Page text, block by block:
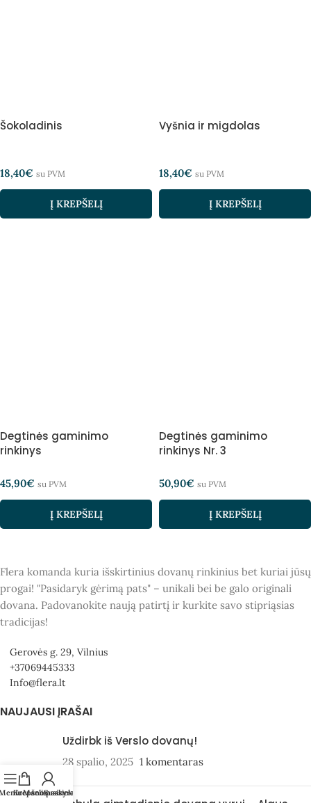
Šokoladinis
18,40€ su PVM
Į KREPŠELĮ
Vyšnia ir migdolas
18,40€ su PVM
Į KREPŠELĮ
Degtinės gaminimo
rinkinys
45,90€ su PVM
Į KREPŠELĮ
Degtinės gaminimo
rinkinys Nr. 3
50,90€ su PVM
Į KREPŠELĮ
Flera komanda kuria išskirtinius dovanų rinkinius bet kuriai jūsų
progai! "Pasidaryk gėrimą pats" – unikali bei be galo originali
dovana. Padovanokite naują patirtį ir kurkite savo stipriąsias
tradicijas!
Gerovės g. 29, Vilnius
+37069445333
Info@flera.lt
NAUJAUSI ĮRAŠAI
Uždirbk iš Verslo dovanų!
28 spalio, 2025 1 komentaras
Krepšelis
Mano paskyra
Susisiekite